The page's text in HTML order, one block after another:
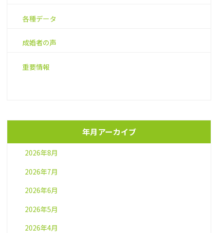
各種データ
成婚者の声
重要情報
年月アーカイブ
2026年8月
2026年7月
2026年6月
2026年5月
2026年4月